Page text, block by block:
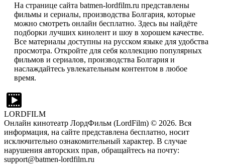
На странице сайта batmen-lordfilm.ru представлены
фильмы и сериалы, производства Болгария, которые
можно смотреть онлайн бесплатно. Здесь вы найдёте
подборки лучших кинолент и шоу в хорошем качестве.
Все материалы доступны на русском языке для удобства
просмотра. Откройте для себя коллекцию популярных
фильмов и сериалов, производства Болгария и
наслаждайтесь увлекательным контентом в любое
время.
LORDFILM
Онлайн кинотеатр ЛордФильм (LordFilm) © 2026. Вся
информация, на сайте представлена бесплатно, носит
исключительно ознакомительный характер. В случае
нарушения авторских прав, обращайтесь на почту:
support@batmen-lordfilm.ru